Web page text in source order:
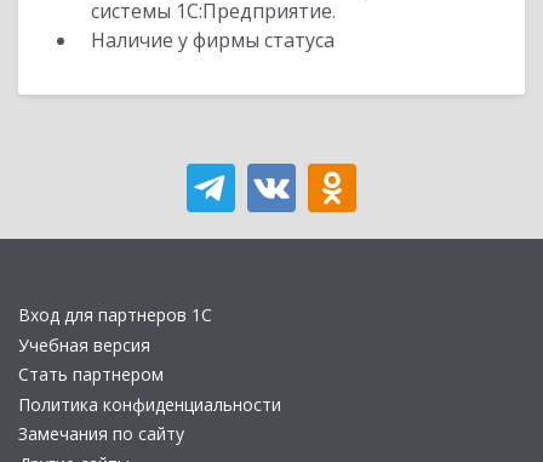
системы 1С:Предприятие.
Наличие у фирмы статуса
Вход для партнеров 1С
Учебная версия
Стать партнером
Политика конфиденциальности
Замечания по сайту